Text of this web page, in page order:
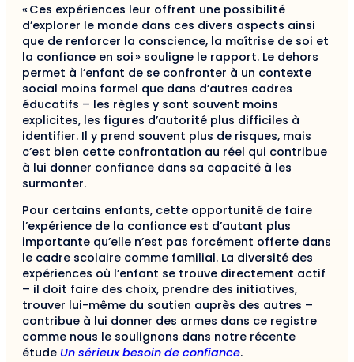
« Ces expériences leur offrent une possibilité
d’explorer le monde dans ces divers aspects ainsi
que de renforcer la conscience, la maîtrise de soi et
la confiance en soi » souligne le rapport. Le dehors
permet à l’enfant de se confronter à un contexte
social moins formel que dans d’autres cadres
éducatifs – les règles y sont souvent moins
explicites, les figures d’autorité plus difficiles à
identifier. Il y prend souvent plus de risques, mais
c’est bien cette confrontation au réel qui contribue
à lui donner confiance dans sa capacité à les
surmonter.
Pour certains enfants, cette opportunité de faire
l’expérience de la confiance est d’autant plus
importante qu’elle n’est pas forcément offerte dans
le cadre scolaire comme familial. La diversité des
expériences où l’enfant se trouve directement actif
– il doit faire des choix, prendre des initiatives,
trouver lui-même du soutien auprès des autres –
contribue à lui donner des armes dans ce registre
comme nous le soulignons dans notre récente
étude Un sérieux besoin de confiance.